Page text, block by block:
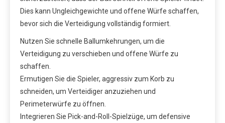
Dies kann Ungleichgewichte und offene Würfe schaffen,
bevor sich die Verteidigung vollständig formiert.
Nutzen Sie schnelle Ballumkehrungen, um die
Verteidigung zu verschieben und offene Würfe zu
schaffen.
Ermutigen Sie die Spieler, aggressiv zum Korb zu
schneiden, um Verteidiger anzuziehen und
Perimeterwürfe zu öffnen.
Integrieren Sie Pick-and-Roll-Spielzüge, um defensive